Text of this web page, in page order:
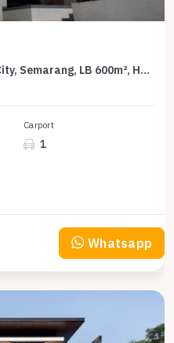
Rumah Elite di Kawasan BSB City, Semarang, LB 600m², Harga 10 Miliar
Carport
1
Whatsapp